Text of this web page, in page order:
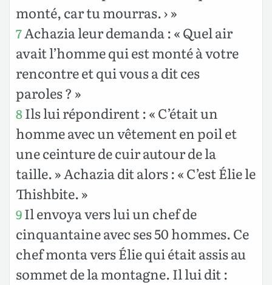
monté, car tu mourras. › »
7Achazia leur demanda : « Quel air
avait l’homme qui est monté à votre
rencontre et qui vous a dit ces
paroles ? »
8Ils lui répondirent : « C’était un
homme avec un vêtement en poil et
une ceinture de cuir autour de la
taille. » Achazia dit alors : « C’est Élie le
Thishbite. »
9Il envoya vers lui un chef de
cinquantaine avec ses 50 hommes. Ce
chef monta vers Élie qui était assis au
sommet de la montagne. Il lui dit :